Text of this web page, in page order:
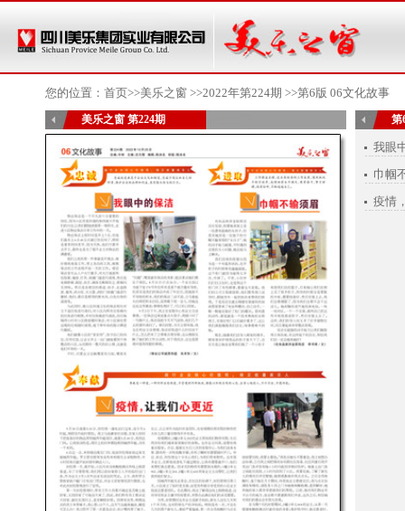
您的位置： 首页>>美乐之窗 >>2022年第224期 >>第6版 06文化故事
美乐之窗 第224期 第
我眼
巾帼
疫情